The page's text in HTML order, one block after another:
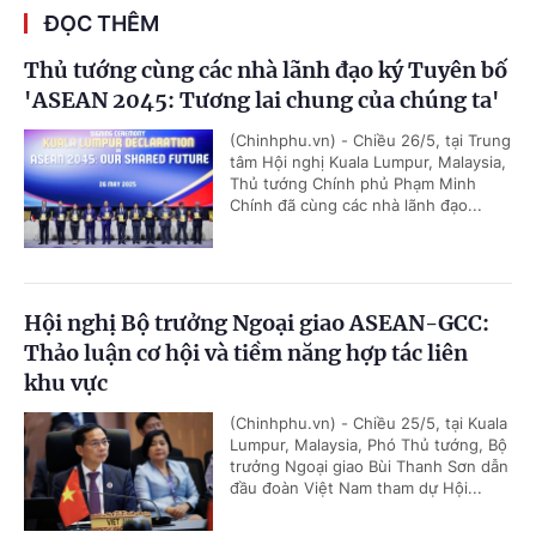
ĐỌC THÊM
Thủ tướng cùng các nhà lãnh đạo ký Tuyên bố
'ASEAN 2045: Tương lai chung của chúng ta'
(Chinhphu.vn) - Chiều 26/5, tại Trung
tâm Hội nghị Kuala Lumpur, Malaysia,
Thủ tướng Chính phủ Phạm Minh
Chính đã cùng các nhà lãnh đạo...
Hội nghị Bộ trưởng Ngoại giao ASEAN-GCC:
Thảo luận cơ hội và tiềm năng hợp tác liên
khu vực
(Chinhphu.vn) - Chiều 25/5, tại Kuala
Lumpur, Malaysia, Phó Thủ tướng, Bộ
trưởng Ngoại giao Bùi Thanh Sơn dẫn
đầu đoàn Việt Nam tham dự Hội...